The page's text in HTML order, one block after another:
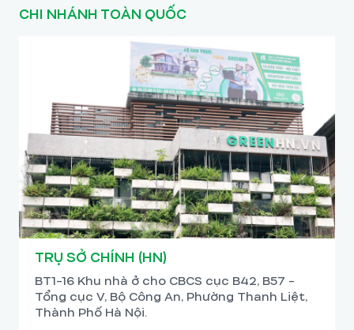
CHI NHÁNH TOÀN QUỐC
TRỤ SỞ CHÍNH (HN)
BT1-16 Khu nhà ở cho CBCS cục B42, B57 -
Tổng cục V, Bộ Công An, Phường Thanh Liệt,
Thành Phố Hà Nội.